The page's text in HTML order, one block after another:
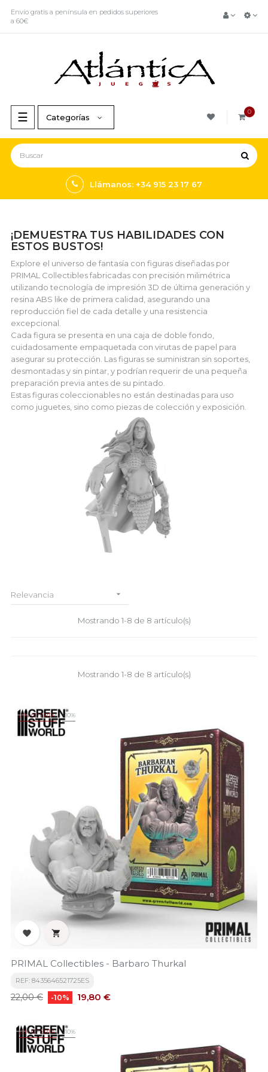
Envío gratis a península en pedidos superiores
a 60€
Navegación
de
palanca
☰ 0
Categorías
Llámanos: +34 915 23 17 67
¡DEMUESTRA TUS HABILIDADES CON
ESTOS BUSTOS!
Explore el universo de fantasía con figuras diseñadas por
PRIMAL Collectibles fabricadas con precisión milimétrica
utilizando tecnología de impresión 3D de última generación y
resina ABS like de primera calidad, asegurando una
reproducción fiel de cada detalle y una resistencia
excepcional.
Cada figura se presenta en una caja de doble fondo,
cuidadosamente empaquetada con virutas de papel para
asegurar su protección. Las figuras se suministran sin soportes,
desmontadas y sin pintar, y podrían requerir de una pequeña
preparación previa antes de su pintado.
Estas figuras coleccionables no están destinadas para uso
como juguetes, sino como piezas de colección y exposición.
Relevancia 
Mostrando 1-8 de 8 artículo(s)
Mostrando 1-8 de 8 artículo(s)
¡EN OFERTA! -10%
 
PRIMAL Collectibles - Barbaro Thurkal
REF: 8435646521725ES
Precio
22,00 € -10% Precio
19,80 €
¡EN OFERTA! -10%